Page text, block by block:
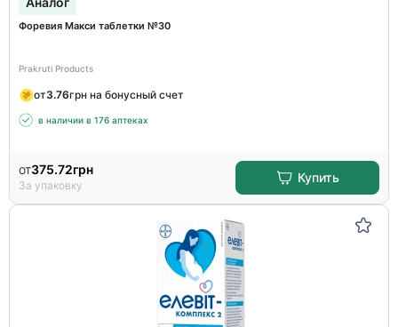
Форевия Макси таблетки №30
Prakruti Products
от3.76грн на бонусный счет
в наличии в 176 аптеках
от375.72грн
За упаковку
Купить